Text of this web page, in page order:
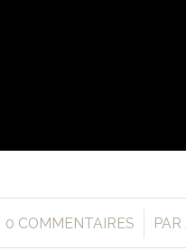
0 COMMENTAIRES
/ PAR